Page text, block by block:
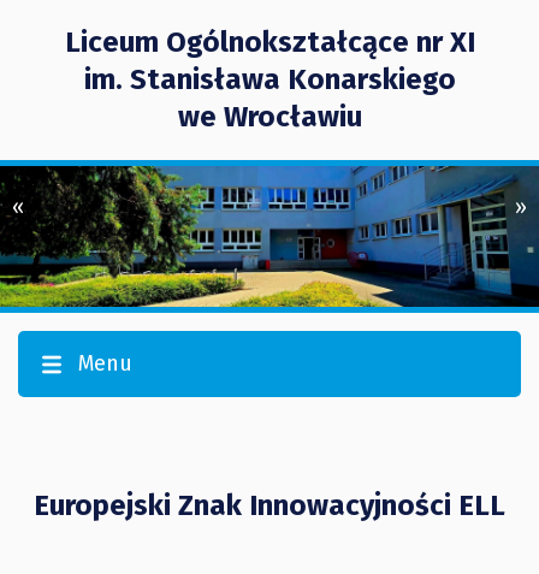
Liceum Ogólnokształcące nr XI
im. Stanisława Konarskiego
we Wrocławiu
« »
Menu
Europejski Znak Innowacyjności ELL